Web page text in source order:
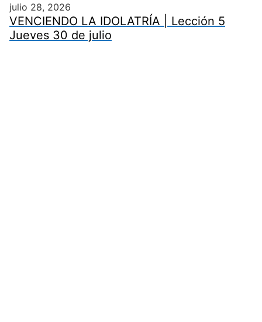
julio 28, 2026
VENCIENDO LA IDOLATRÍA | Lección 5
Jueves 30 de julio